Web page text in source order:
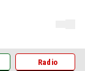
Radio